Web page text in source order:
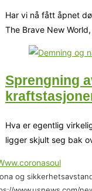
Har vi nå fått åpnet
The Brave New
Sprengning
Hva er egentlig
ligger skjult seg bak
og